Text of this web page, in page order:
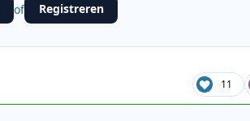
of Registreren
11